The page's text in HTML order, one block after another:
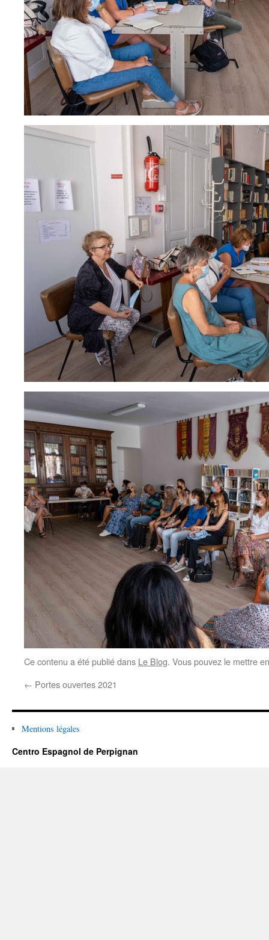
Ce contenu a été publié dans Le Blog. Vous pouvez le mettre
← Portes ouvertes 2021
Mentions légales
Centro Espagnol de Perpignan